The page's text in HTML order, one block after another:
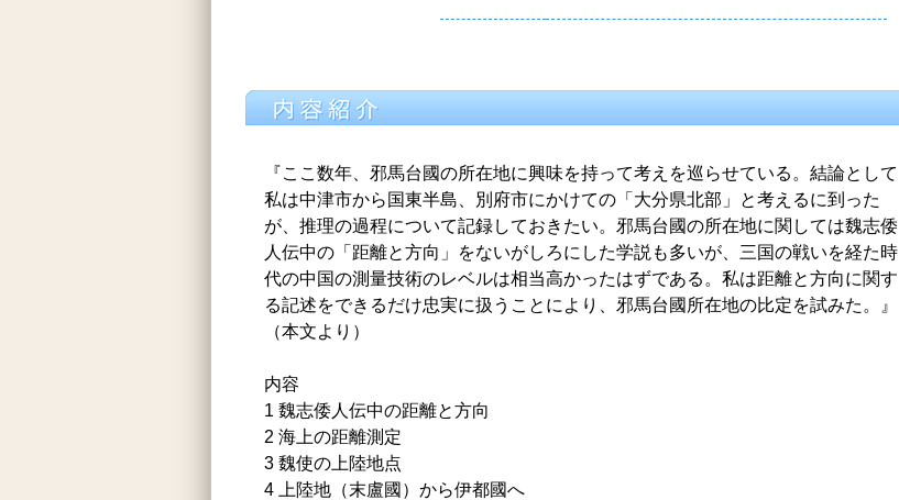
『ここ数年、邪馬台國の所在地に興味を持って考えを巡らせている。結論として
私は中津市から国東半島、別府市にかけての「大分県北部」と考えるに到った
が、推理の過程について記録しておきたい。邪馬台國の所在地に関しては魏志倭
人伝中の「距離と方向」をないがしろにした学説も多いが、三国の戦いを経た時
代の中国の測量技術のレベルは相当高かったはずである。私は距離と方向に関す
る記述をできるだけ忠実に扱うことにより、邪馬台國所在地の比定を試みた。』
（本文より）
内容
1 魏志倭人伝中の距離と方向
2 海上の距離測定
3 魏使の上陸地点
4 上陸地（末盧國）から伊都國へ